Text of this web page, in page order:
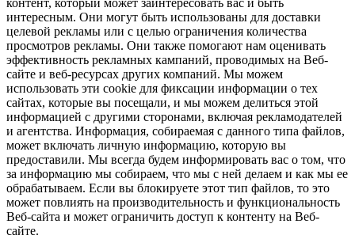
контент, который может заинтересовать вас и быть
интересным. Они могут быть использованы для доставки
целевой рекламы или с целью ограничения количества
просмотров рекламы. Они также помогают нам оценивать
эффективность рекламных кампаний, проводимых на Веб-
сайте и веб-ресурсах других компаний. Мы можем
использовать эти cookie для фиксации информации о тех
сайтах, которые вы посещали, и мы можем делиться этой
информацией с другими сторонами, включая рекламодателей
и агентства. Информация, собираемая с данного типа файлов,
может включать личную информацию, которую вы
предоставили. Мы всегда будем информировать вас о том, что
за информацию мы собираем, что мы с ней делаем и как мы ее
обрабатываем. Если вы блокируете этот тип файлов, то это
может повлиять на производительность и функциональность
Веб-сайта и может ограничить доступ к контенту на Веб-
сайте.